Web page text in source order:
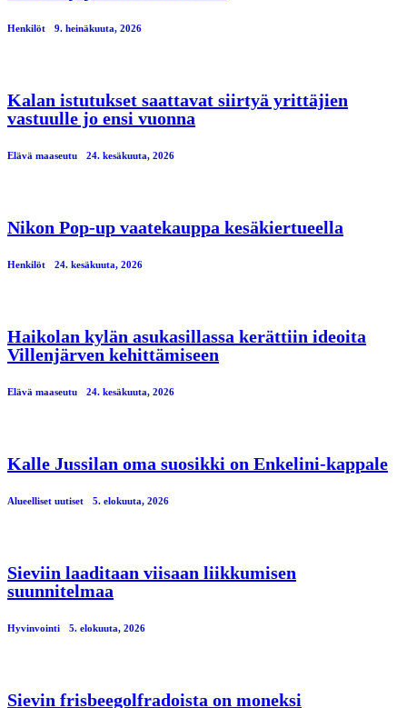
Henkilöt 9. heinäkuuta, 2026
Kalan istutukset saattavat siirtyä yrittäjien
vastuulle jo ensi vuonna
Elävä maaseutu 24. kesäkuuta, 2026
Nikon Pop-up vaatekauppa kesäkiertueella
Henkilöt 24. kesäkuuta, 2026
Haikolan kylän asukasillassa kerättiin ideoita
Villenjärven kehittämiseen
Elävä maaseutu 24. kesäkuuta, 2026
Kalle Jussilan oma suosikki on Enkelini-kappale
Alueelliset uutiset 5. elokuuta, 2026
Sieviin laaditaan viisaan liikkumisen
suunnitelmaa
Hyvinvointi 5. elokuuta, 2026
Sievin frisbeegolfradoista on moneksi